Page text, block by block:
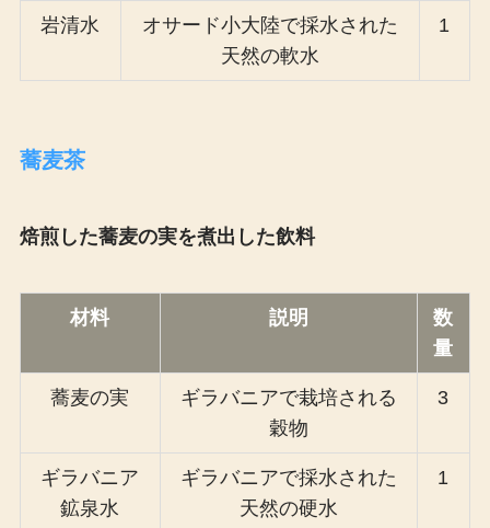
岩清水
オサード小大陸で採水された
天然の軟水
1
蕎麦茶
焙煎した蕎麦の実を煮出した飲料
材料 説明
数
量
蕎麦の実
ギラバニアで栽培される
穀物
3
ギラバニア
鉱泉水
ギラバニアで採水された
天然の硬水
1